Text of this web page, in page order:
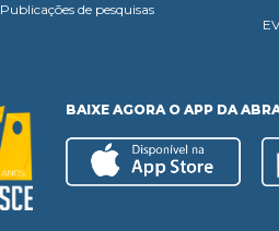
Publicações de pesquisas
BAIXE AGORA O APP DA